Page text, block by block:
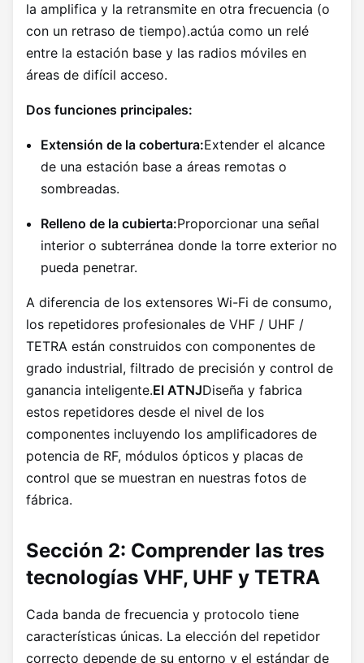
la amplifica y la retransmite en otra frecuencia (o
con un retraso de tiempo).actúa como un relé
entre la estación base y las radios móviles en
áreas de difícil acceso.
Dos funciones principales:
Extensión de la cobertura:Extender el alcance
de una estación base a áreas remotas o
sombreadas.
Relleno de la cubierta:Proporcionar una señal
interior o subterránea donde la torre exterior no
pueda penetrar.
A diferencia de los extensores Wi-Fi de consumo,
los repetidores profesionales de VHF / UHF /
TETRA están construidos con componentes de
grado industrial, filtrado de precisión y control de
ganancia inteligente.El ATNJDiseña y fabrica
estos repetidores desde el nivel de los
componentes incluyendo los amplificadores de
potencia de RF, módulos ópticos y placas de
control que se muestran en nuestras fotos de
fábrica.
Sección 2: Comprender las tres
tecnologías VHF, UHF y TETRA
Cada banda de frecuencia y protocolo tiene
características únicas. La elección del repetidor
correcto depende de su entorno y el estándar de